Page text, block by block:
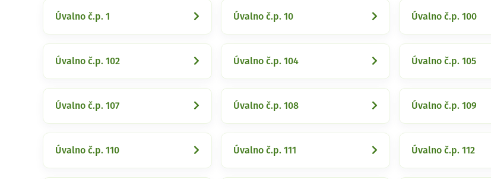
Úvalno č.p. 1 Úvalno č.p. 10 Úvalno č.p. 100
Úvalno č.p. 102 Úvalno č.p. 104 Úvalno č.p. 105
Úvalno č.p. 107 Úvalno č.p. 108 Úvalno č.p. 109
Úvalno č.p. 110 Úvalno č.p. 111 Úvalno č.p. 112